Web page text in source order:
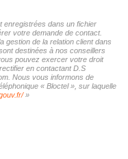
enregistrées dans un fichier
votre demande de contact.
gestion de la relation client dans
destinées à nos conseillers
pouvez exercer votre droit
en contactant D.S
Nous vous informons de
« Bloctel », sur laquelle
»